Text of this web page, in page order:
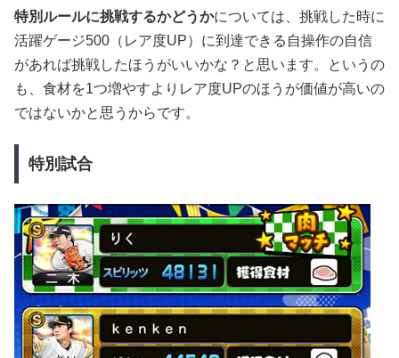
特別ルールに挑戦するかどうかについては、挑戦した時に
活躍ゲージ500（レア度UP）に到達できる自操作の自信
があれば挑戦したほうがいいかな？と思います。というの
も、食材を1つ増やすよりレア度UPのほうが価値が高いの
ではないかと思うからです。
特別試合